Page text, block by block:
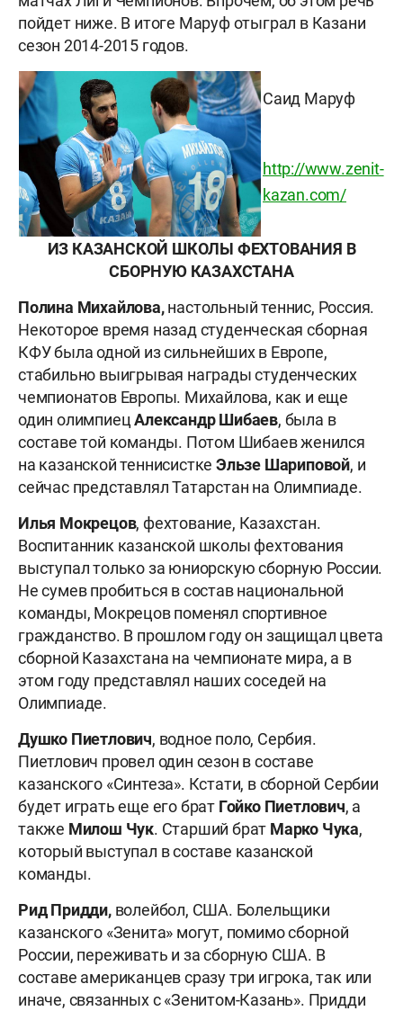
пойдет ниже. В итоге Маруф отыграл в Казани
сезон 2014-2015 годов.
Саид Маруф
http://www.zenit-
kazan.com/
ИЗ КАЗАНСКОЙ ШКОЛЫ ФЕХТОВАНИЯ В
СБОРНУЮ КАЗАХСТАНА
Полина Михайлова,настольный теннис, Россия.
Некоторое время назад студенческая сборная
КФУ была одной из сильнейших в Европе,
стабильно выигрывая награды студенческих
чемпионатов Европы. Михайлова, как и еще
один олимпиецАлександр Шибаев, была в
составе той команды. Потом Шибаев женился
на казанской теннисисткеЭльзе Шариповой, и
сейчас представлял Татарстан на Олимпиаде.
Илья Мокрецов, фехтование, Казахстан.
Воспитанник казанской школы фехтования
выступал только за юниорскую сборную России.
Не сумев пробиться в состав национальной
команды, Мокрецов поменял спортивное
гражданство. В прошлом году он защищал цвета
сборной Казахстана на чемпионате мира, а в
этом году представлял наших соседей на
Олимпиаде.
Душко Пиетлович, водное поло, Сербия.
Пиетлович провел один сезон в составе
казанского «Синтеза». Кстати, в сборной Сербии
будет играть еще его брат Гойко Пиетлович, а
также Милош Чук. Старший брат Марко Чука,
который выступал в составе казанской
команды.
Рид Придди,волейбол, США. Болельщики
казанского «Зенита» могут, помимо сборной
России, переживать и за сборную США. В
составе американцев сразу три игрока, так или
иначе, связанных с «Зенитом-Казань». Придди